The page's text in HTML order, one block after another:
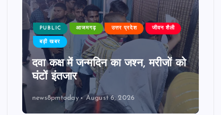
PUBLIC आजमगढ़ उत्तर प्रदेश जीवन शैली
बड़ी खबर
दवा कक्ष में जन्मदिन का जश्न, मरीजों को
घंटों इंतजार
news8pmtoday August 6, 2026